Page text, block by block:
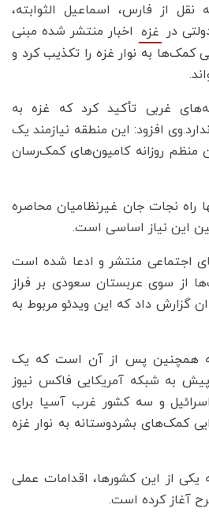
نقل از فارس، اسماعیل الثوابته،
در غزه اخبار منتشر شده مبنی
کمک‌ها به نوار غزه را تکذیب کرد و
غربی تأکید کرد که غزه به
افزود: این منطقه نیازمند یک
منظم روزانه کامیون‌های کمک‌رسان
راه نجات جان غیرنظامیان محاصره
این نیاز اساسی است.
اجتماعی منتشر و ادعا شده است
از سوی عربستان سعودی بر فراز
داد که این ویدئو مربوط به
همچنین پس از آن است که یک
پیش به شبکه آمریکایی فاکس نیوز
و سه کشور غرب آسیا برای
کمک‌های بشردوستانه به نوار غزه
از این کشورها، اقدامات عملی
آغاز کرده است.